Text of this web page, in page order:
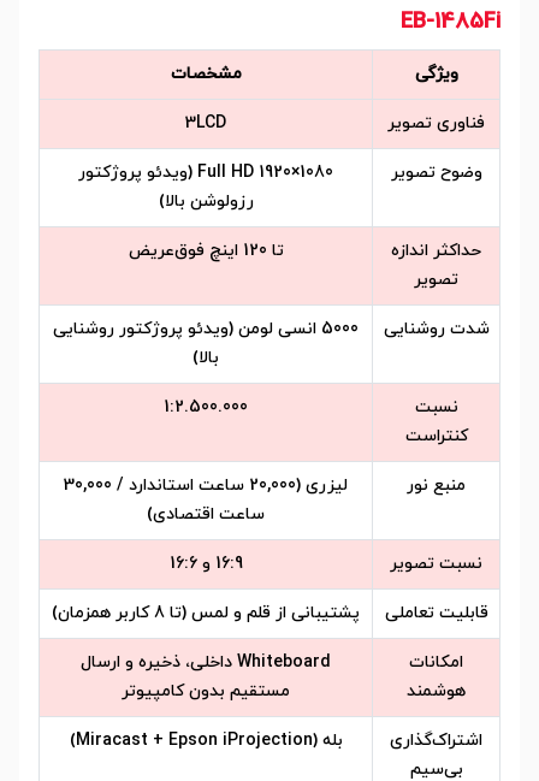
EB-1485Fi
ویژگی مشخصات
فناوری تصویر 3LCD
وضوح تصویر
Full HD 1920×1080 (ویدئو پروژکتور
رزولوشن بالا)
حداکثر اندازه
تصویر
تا 120 اینچ فوق‌عریض
شدت روشنایی
5000 انسی لومن (ویدئو پروژکتور روشنایی
بالا)
نسبت
کنتراست
1:2.500.000
منبع نور
لیزری (20,000 ساعت استاندارد / 30,000
ساعت اقتصادی)
نسبت تصویر 16:9 و 16:6
قابلیت تعاملی پشتیبانی از قلم و لمس (تا 8 کاربر همزمان)
امکانات
هوشمند
Whiteboard داخلی، ذخیره و ارسال
مستقیم بدون کامپیوتر
اشتراک‌گذاری
بی‌سیم
بله (Miracast + Epson iProjection)